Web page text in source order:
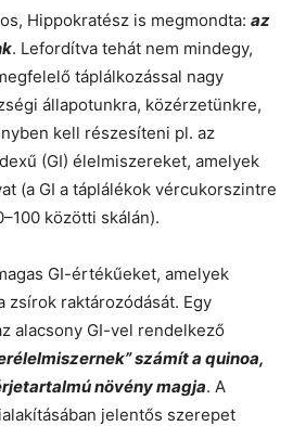
Hippokratész is megmondta: az
. Lefordítva tehát nem mindegy,
táplálkozással nagy
állapotunkra, közérzetünkre,
kell részesíteni pl. az
(GI) élelmiszereket, amelyek
(a GI a táplálékok vércukorszintre
közötti skálán).
GI-értékűeket, amelyek
zsírok raktározódását. Egy
alacsony GI-vel rendelkező
számít a quinoa,
növény magja. A
jelentős szerepet